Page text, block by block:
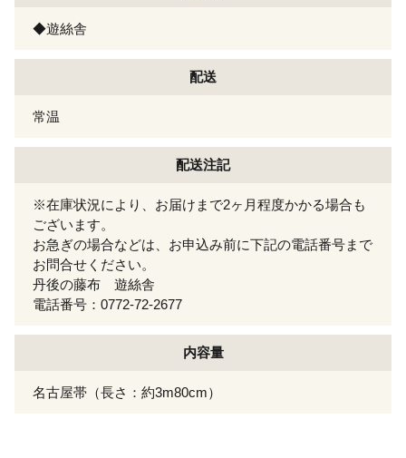
◆遊絲舎
配送
常温
配送注記
※在庫状況により、お届けまで2ヶ月程度かかる場合も
ございます。
お急ぎの場合などは、お申込み前に下記の電話番号まで
お問合せください。
丹後の藤布 遊絲舎
電話番号：0772-72-2677
内容量
名古屋帯（長さ：約3m80cm）